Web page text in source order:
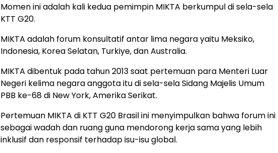
Momen ini adalah kali kedua pemimpin MIKTA berkumpul di sela-sela
KTT G20.
MIKTA adalah forum konsultatif antar lima negara yaitu Meksiko,
Indonesia, Korea Selatan, Turkiye, dan Australia.
MIKTA dibentuk pada tahun 2013 saat pertemuan para Menteri Luar
Negeri kelima negara anggota itu di sela-sela Sidang Majelis Umum
PBB ke-68 di New York, Amerika Serikat.
Pertemuan MIKTA di KTT G20 Brasil ini menyimpulkan bahwa forum ini
sebagai wadah dan ruang guna mendorong kerja sama yang lebih
inklusif dan responsif terhadap isu-isu global.